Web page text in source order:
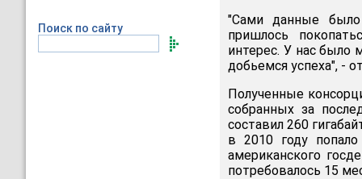
Поиск по сайту
"Сами данные было
пришлось
интерес. У нас было
добьемся успеха", -
Полученные
собранных за
составил 260
в 2010 году
американского
потребовалось 15